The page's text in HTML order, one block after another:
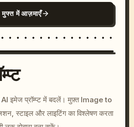
मुफ्त में आज़माएँ
c, cyberpunk sunset, neon
colors, 8k --v 6.0
AI इमेज प्रॉम्प्ट में बदलें। मुफ़्त Image to
स्टाइल और लाइटिंग का विश्लेषण करता